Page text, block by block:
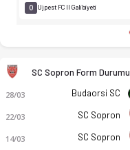
0 Ujpest FC II Galibiyeti
SC Sopron Form Durumu
28/03 Budaorsi SC
22/03 SC Sopron
14/03 SC Sopron